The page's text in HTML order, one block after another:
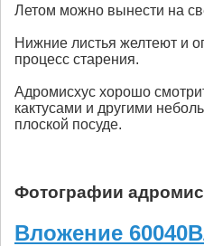
Летом можно вынести на
Нижние листья желтеют и
процесс старения.
Адромисхус хорошо
кактусами и другими
плоской посуде.
Фотографии
Вложение 60040